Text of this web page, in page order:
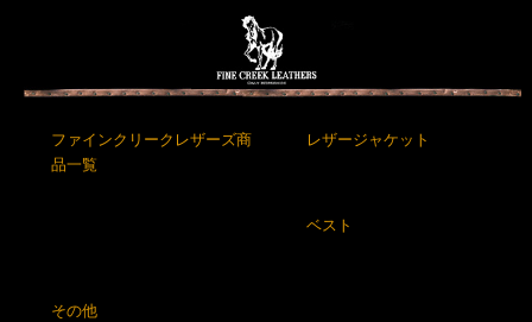
ファインクリークレザーズ商
品一覧
レザージャケット
ベスト
その他